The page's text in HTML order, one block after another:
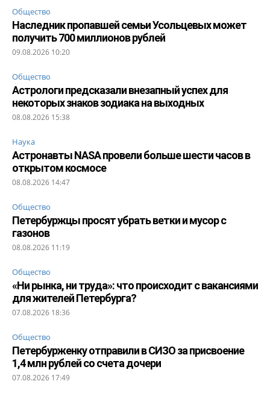
Общество
Наследник пропавшей семьи Усольцевых может
получить 700 миллионов рублей
09.08.2026 10:20
Общество
Астрологи предсказали внезапный успех для
некоторых знаков зодиака на выходных
08.08.2026 15:38
Наука
Астронавты NASA провели больше шести часов в
открытом космосе
08.08.2026 14:47
Общество
Петербуржцы просят убрать ветки и мусор с
газонов
08.08.2026 11:19
Общество
«Ни рынка, ни труда»: что происходит с вакансиями
для жителей Петербурга?
07.08.2026 18:36
Общество
Петербурженку отправили в СИЗО за присвоение
1,4 млн рублей со счета дочери
07.08.2026 17:49